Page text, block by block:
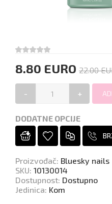
8.80 EURO 22.00
- +
DODATNE OPCIJE
Proizvođač: Bluesky nails
SKU: 10130014
Dostupnost: Dostupno
Jedinica: Kom